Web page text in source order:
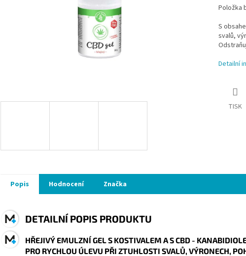
Položka
S
svalů,
Detailní
TISK
Popis Hodnocení Značka
DETAILNÍ POPIS PRODUKTU
HŘEJIVÝ EMULZNÍ GEL S KOSTIVALEM A S CBD -
PRO RYCHLOU ÚLEVU PŘI ZTUHLOSTI SVALŮ, VÝRONECH,